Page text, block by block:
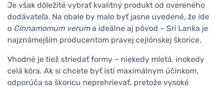
Je však dôležité vybrať kvalitný produkt od overeného
dodávateľa. Na obale by malo byť jasne uvedené, že ide
o Cinnamomum veruma ideálne aj pôvod – Srí Lanka je
najznámejším producentom pravej cejlónskej škorice.
Vhodné je tiež striedať formy – niekedy mletá, inokedy
celá kôra. Ak si chcete byť istí maximálnym účinkom,
odporúča sa škoricu neprehrievať, pretože vysoké